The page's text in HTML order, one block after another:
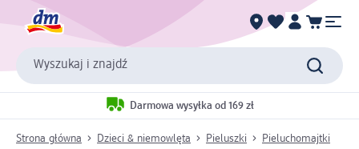
Wyszukaj i znajdź
Darmowa wysyłka od 169 zł
Strona główna Dzieci & niemowlęta Pieluszki Pieluchomajtki